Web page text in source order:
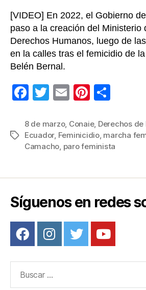
[VIDEO] En 2022, el Gobierno
paso a la creación del Ministerio
Derechos Humanos, luego de
en la calles tras el femicidio de
Belén Bernal.
F
c
e
o
k
T
tt
er
E
ail
Pi
er
e
m
p
tir
Etiquetas
8 de marzo, Conaie, Derechos
Ecuador, Feminicidio, marcha
Camacho, paro feminista
Síguenos en redes